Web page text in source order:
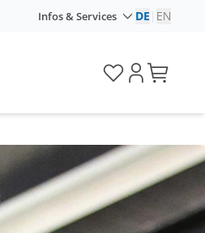
Infos & Services DE EN